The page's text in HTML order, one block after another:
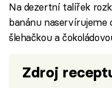
Na dezertní talířek
banánu naservírujeme
šlehačkou a
Zdroj